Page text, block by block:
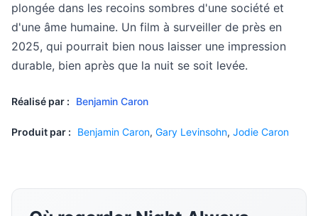
plongée dans les recoins sombres d'une société et
d'une âme humaine. Un film à surveiller de près en
2025, qui pourrait bien nous laisser une impression
durable, bien après que la nuit se soit levée.
Réalisé par : Benjamin Caron
Produit par : Benjamin Caron, Gary Levinsohn, Jodie Caron